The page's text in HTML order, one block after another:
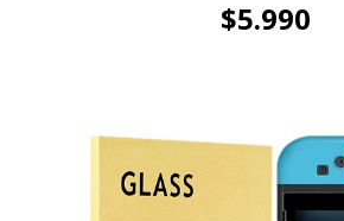
$5.990